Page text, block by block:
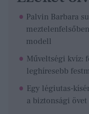
Palvin Barbara
modell
Műveltségi kvíz:
leghíresebb
Egy légiutas-
a biztonsági